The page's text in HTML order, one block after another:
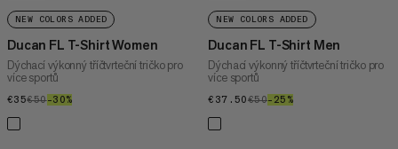
NEW COLORS ADDED
Ducan FL T-Shirt Women
Dýchací výkonný tříčtvrteční tričko pro
více sportů
€35€35
€50€50
–30%
NEW COLORS ADDED
Ducan FL T-Shirt Men
Dýchací výkonný tříčtvrteční tričko pro
více sportů
€37.50€37.50
€50€50
–25%25%